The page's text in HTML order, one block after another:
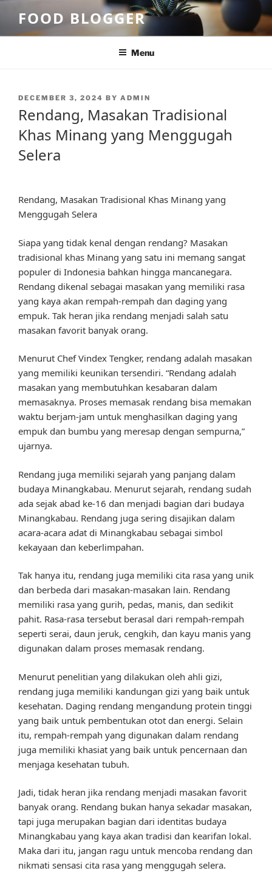
content
FOOD BLOGGER
Menu
POSTED
DECEMBER 3, 2024 BY ADMIN
Rendang, Masakan Tradisional
Khas Minang yang Menggugah
Selera
Rendang, Masakan Tradisional Khas Minang yang
Menggugah Selera
Siapa yang tidak kenal dengan rendang? Masakan
tradisional khas Minang yang satu ini memang sangat
populer di Indonesia bahkan hingga mancanegara.
Rendang dikenal sebagai masakan yang memiliki rasa
yang kaya akan rempah-rempah dan daging yang
empuk. Tak heran jika rendang menjadi salah satu
masakan favorit banyak orang.
Menurut Chef Vindex Tengker, rendang adalah masakan
yang memiliki keunikan tersendiri. “Rendang adalah
masakan yang membutuhkan kesabaran dalam
memasaknya. Proses memasak rendang bisa memakan
waktu berjam-jam untuk menghasilkan daging yang
empuk dan bumbu yang meresap dengan sempurna,”
ujarnya.
Rendang juga memiliki sejarah yang panjang dalam
budaya Minangkabau. Menurut sejarah, rendang sudah
ada sejak abad ke-16 dan menjadi bagian dari budaya
Minangkabau. Rendang juga sering disajikan dalam
acara-acara adat di Minangkabau sebagai simbol
kekayaan dan keberlimpahan.
Tak hanya itu, rendang juga memiliki cita rasa yang unik
dan berbeda dari masakan-masakan lain. Rendang
memiliki rasa yang gurih, pedas, manis, dan sedikit
pahit. Rasa-rasa tersebut berasal dari rempah-rempah
seperti serai, daun jeruk, cengkih, dan kayu manis yang
digunakan dalam proses memasak rendang.
Menurut penelitian yang dilakukan oleh ahli gizi,
rendang juga memiliki kandungan gizi yang baik untuk
kesehatan. Daging rendang mengandung protein tinggi
yang baik untuk pembentukan otot dan energi. Selain
itu, rempah-rempah yang digunakan dalam rendang
juga memiliki khasiat yang baik untuk pencernaan dan
menjaga kesehatan tubuh.
Jadi, tidak heran jika rendang menjadi masakan favorit
banyak orang. Rendang bukan hanya sekadar masakan,
tapi juga merupakan bagian dari identitas budaya
Minangkabau yang kaya akan tradisi dan kearifan lokal.
Maka dari itu, jangan ragu untuk mencoba rendang dan
nikmati sensasi cita rasa yang menggugah selera.